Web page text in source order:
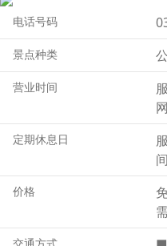
作为森林公园的A区，春季
收，园内还有广阔的中央
B区的露天舞台和活动广
各地的节庆活动，吸引众
电话号码
景点种类
营业时间
网
定期休息日
价格